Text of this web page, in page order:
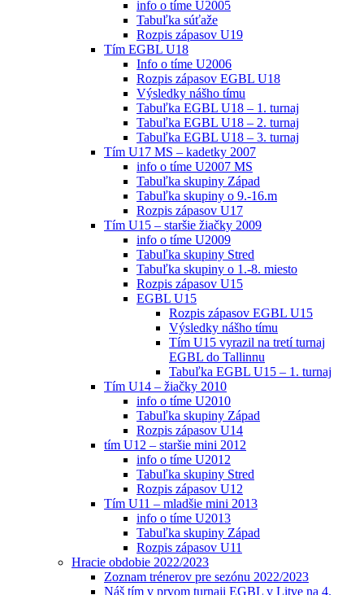
info o tíme U2005
Tabuľka súťaže
Rozpis zápasov U19
Tím EGBL U18
Info o tíme U2006
Rozpis zápasov EGBL U18
Výsledky nášho tímu
Tabuľka EGBL U18 – 1. turnaj
Tabuľka EGBL U18 – 2. turnaj
Tabuľka EGBL U18 – 3. turnaj
Tím U17 MS – kadetky 2007
info o tíme U2007 MS
Tabuľka skupiny Západ
Tabuľka skupiny o 9.-16.m
Rozpis zápasov U17
Tím U15 – staršie žiačky 2009
info o tíme U2009
Tabuľka skupiny Stred
Tabuľka skupiny o 1.-8. miesto
Rozpis zápasov U15
EGBL U15
Rozpis zápasov EGBL U15
Výsledky nášho tímu
Tím U15 vyrazil na tretí turnaj
EGBL do Tallinnu
Tabuľka EGBL U15 – 1. turnaj
Tím U14 – žiačky 2010
info o tíme U2010
Tabuľka skupiny Západ
Rozpis zápasov U14
tím U12 – staršie mini 2012
info o tíme U2012
Tabuľka skupiny Stred
Rozpis zápasov U12
Tím U11 – mladšie mini 2013
info o tíme U2013
Tabuľka skupiny Západ
Rozpis zápasov U11
Hracie obdobie 2022/2023
Zoznam trénerov pre sezónu 2022/2023
Náš tím v prvom turnaji EGBL v Litve na 4.